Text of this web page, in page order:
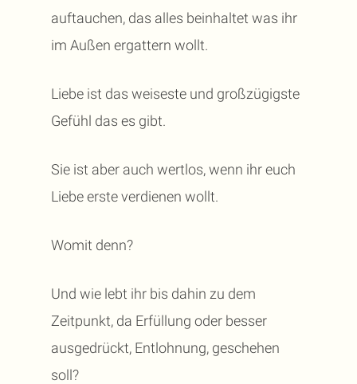
auftauchen, das alles beinhaltet was ihr
im Außen ergattern wollt.
Liebe ist das weiseste und großzügigste
Gefühl das es gibt.
Sie ist aber auch wertlos, wenn ihr euch
Liebe erste verdienen wollt.
Womit denn?
Und wie lebt ihr bis dahin zu dem
Zeitpunkt, da Erfüllung oder besser
ausgedrückt, Entlohnung, geschehen
soll?